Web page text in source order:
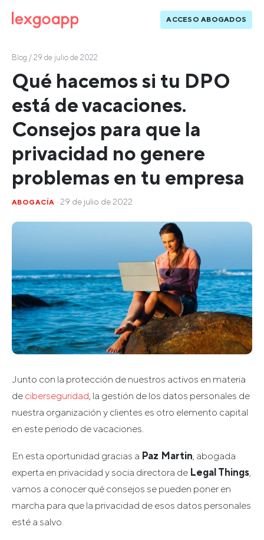
ACCESO ABOGADOS
Blog / 29 de julio de 2022
Qué hacemos si tu DPO
está de vacaciones.
Consejos para que la
privacidad no genere
problemas en tu empresa
ABOGACÍA · 29 de julio de 2022
Junto con la protección de nuestros activos en materia
de ciberseguridad, la gestión de los datos personales de
nuestra organización y clientes es otro elemento capital
en este periodo de vacaciones.
En esta oportunidad gracias a Paz Martin, abogada
experta en privacidad y socia directora de Legal Things,
vamos a conocer qué consejos se pueden poner en
marcha para que la privacidad de esos datos personales
esté a salvo.